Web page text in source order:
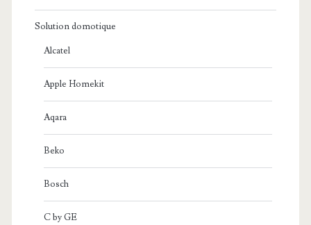
Solution domotique
Alcatel
Apple Homekit
Aqara
Beko
Bosch
C by GE